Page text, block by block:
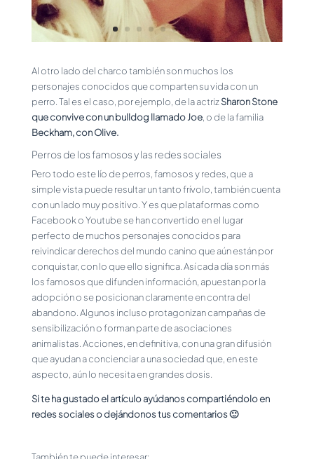
Al otro lado del charco también son muchos los
personajes conocidos que comparten su vida con un
perro. Tal es el caso, por ejemplo, de la actrizSharon Stone
que convive con un bulldog llamado Joe, o de la familia
Beckham, con Olive.
Perros de los famosos y las redes sociales
Pero todo este lío de perros, famosos y redes, que a
simple vista puede resultar un tanto frívolo, también cuenta
con un lado muy positivo. Y es que plataformas como
Facebook o Youtube se han convertido en el lugar
perfecto de muchos personajes conocidos para
reivindicar derechos del mundo canino que aún están por
conquistar, con lo que ello significa. Así cada día son más
los famosos que difunden información, apuestan por la
adopción o se posicionan claramente en contra del
abandono. Algunos incluso protagonizan campañas de
sensibilización o forman parte de asociaciones
animalistas. Acciones, en definitiva, con una gran difusión
que ayudan a concienciar a una sociedad que, en este
aspecto, aún lo necesita en grandes dosis.
Si te ha gustado el artículo ayúdanos compartiéndolo en
redes sociales o dejándonos tus comentarios 🙂